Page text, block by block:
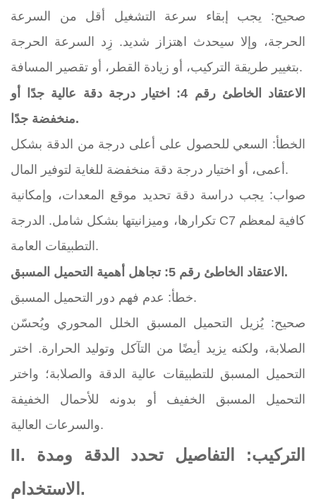
صحيح: يجب إبقاء سرعة التشغيل أقل من السرعة
الحرجة، وإلا سيحدث اهتزاز شديد. زِد السرعة الحرجة
بتغيير طريقة التركيب، أو زيادة القطر، أو تقصير المسافة.
الاعتقاد الخاطئ رقم 4: اختيار درجة دقة عالية جدًا أو
منخفضة جدًا.
الخطأ: السعي للحصول على أعلى درجة من الدقة بشكل
أعمى، أو اختيار درجة دقة منخفضة للغاية لتوفير المال.
صواب: يجب دراسة دقة تحديد موقع المعدات، وإمكانية
تكرارها، وميزانيتها بشكل شامل. الدرجة C7 كافية لمعظم
التطبيقات العامة.
الاعتقاد الخاطئ رقم 5: تجاهل أهمية التحميل المسبق.
خطأ: عدم فهم دور التحميل المسبق.
صحيح: يُزيل التحميل المسبق الخلل المحوري ويُحسّن
الصلابة، ولكنه يزيد أيضًا من التآكل وتوليد الحرارة. اختر
التحميل المسبق للتطبيقات عالية الدقة والصلابة؛ واختر
التحميل المسبق الخفيف أو بدونه للأحمال الخفيفة
والسرعات العالية.
II. التركيب: التفاصيل تحدد الدقة ومدة
الاستخدام.